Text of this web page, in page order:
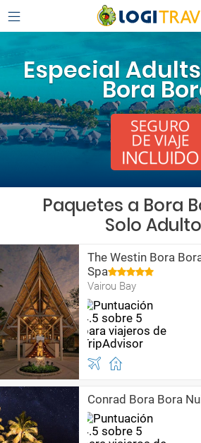
Especial
Bora
Paquetes a Bora
Solo
The Westin Bora
Spa
Vairou Bay
Conrad Bora Bora